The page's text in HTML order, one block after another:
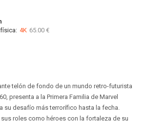
4K 65.00 €
telón de fondo de un mundo retro-futurista
presenta a la Primera Familia de Marvel
su desafío más terrorífico hasta la fecha.
roles como héroes con la fortaleza de su